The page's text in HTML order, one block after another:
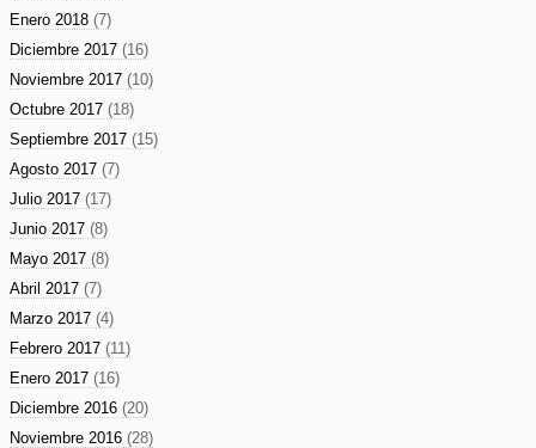
Enero 2018 (7)
Diciembre 2017 (16)
Noviembre 2017 (10)
Octubre 2017 (18)
Septiembre 2017 (15)
Agosto 2017 (7)
Julio 2017 (17)
Junio 2017 (8)
Mayo 2017 (8)
Abril 2017 (7)
Marzo 2017 (4)
Febrero 2017 (11)
Enero 2017 (16)
Diciembre 2016 (20)
Noviembre 2016 (28)